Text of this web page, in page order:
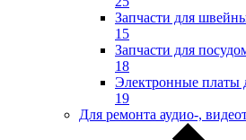
Запчасти для
15
Запчасти для
18
Электронные платы
19
Для ремонта аудио-,